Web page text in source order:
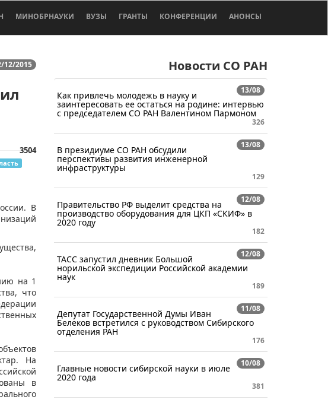
МИНОБРНАУКИ ВУЗЫ ГРАНТЫ КОНФЕРЕНЦИИ АНОНСЫ
12/2015
3504
В
на 1
что
На
в
Новости СО РАН
13/08
Как привлечь молодежь в науку и
заинтересовать ее остаться на родине: интервью
с председателем СО РАН Валентином Пармоном
326
13/08
В президиуме СО РАН обсудили
перспективы развития инженерной
инфраструктуры
129
12/08
Правительство РФ выделит средства на
производство оборудования для ЦКП «СКИФ» в
2020 году
182
12/08
ТАСС запустил дневник Большой
норильской экспедиции Российской академии
наук
189
11/08
Депутат Государственной Думы Иван
Белеков встретился с руководством Сибирского
отделения РАН
176
10/08
Главные новости сибирской науки в июле
2020 года
381